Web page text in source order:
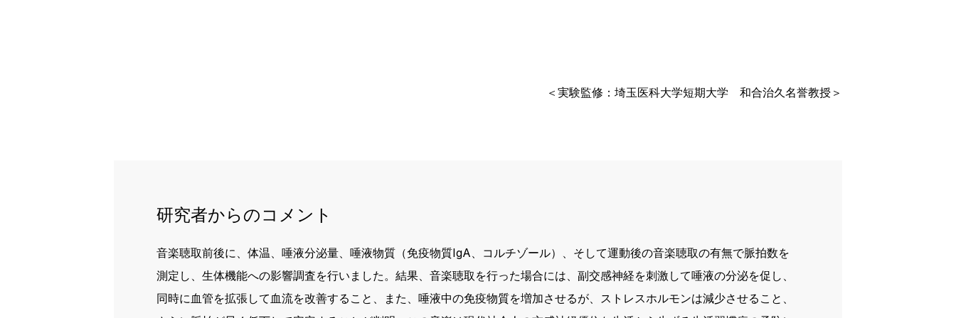
＜実験監修：埼玉医科大学短期大学 和合治久名誉教授＞
研究者からのコメント
音楽聴取前後に、体温、唾液分泌量、唾液物質（免疫物質IgA、コルチゾール）、そして運動後の音楽聴取の有無で脈拍数を
測定し、生体機能への影響調査を行いました。結果、音楽聴取を行った場合には、副交感神経を刺激して唾液の分泌を促し、
同時に血管を拡張して血流を改善すること、また、唾液中の免疫物質を増加させるが、ストレスホルモンは減少させること、